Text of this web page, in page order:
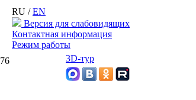
RU /EN
Версия для слабовидящих
Контактная информация
Режим работы
3D-тур